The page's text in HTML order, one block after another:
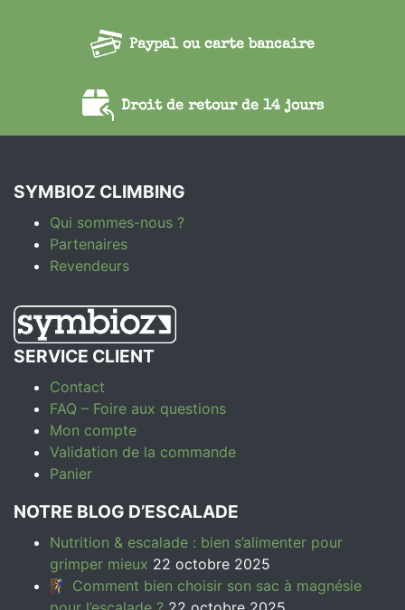
Paypal ou carte bancaire
Droit de retour de 14 jours
SYMBIOZ CLIMBING
Qui sommes-nous ?
Partenaires
Revendeurs
SERVICE CLIENT
Contact
FAQ – Foire aux questions
Mon compte
Validation de la commande
Panier
NOTRE BLOG D’ESCALADE
Nutrition & escalade : bien s’alimenter pour
grimper mieux 22 octobre 2025
🧗‍♀️ Comment bien choisir son sac à magnésie